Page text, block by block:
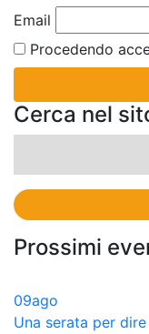
Email
Procedendo
Cerca nel
Prossimi
09ago
Una serata per